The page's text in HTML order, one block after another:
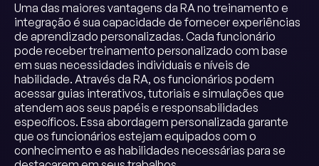
Uma das maiores vantagens da RA no treinamento e
integração é sua capacidade de fornecer experiências
de aprendizado personalizadas. Cada funcionário
pode receber treinamento personalizado com base
em suas necessidades individuais e níveis de
habilidade. Através da RA, os funcionários podem
acessar guias interativos, tutoriais e simulações que
atendem aos seus papéis e responsabilidades
específicos. Essa abordagem personalizada garante
que os funcionários estejam equipados com o
conhecimento e as habilidades necessárias para se